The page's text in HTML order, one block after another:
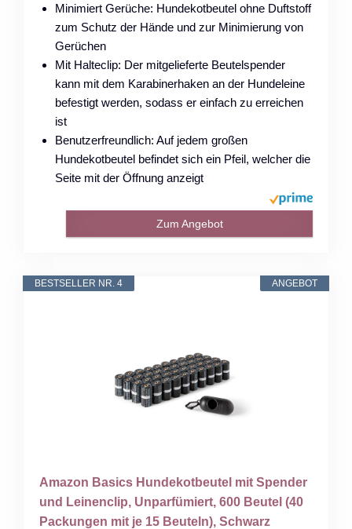
Minimiert Gerüche: Hundekotbeutel ohne Duftstoff
zum Schutz der Hände und zur Minimierung von
Gerüchen
Mit Halteclip: Der mitgelieferte Beutelspender
kann mit dem Karabinerhaken an der Hundeleine
befestigt werden, sodass er einfach zu erreichen
ist
Benutzerfreundlich: Auf jedem großen
Hundekotbeutel befindet sich ein Pfeil, welcher die
Seite mit der Öffnung anzeigt
Zum Angebot
ANGEBOT
BESTSELLER NR. 4
Amazon Basics Hundekotbeutel mit Spender
und Leinenclip, Unparfümiert, 600 Beutel (40
Packungen mit je 15 Beuteln), Schwarz